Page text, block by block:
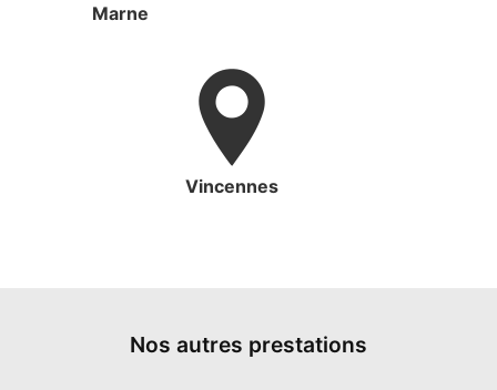
Marne
Vincennes
Nos autres prestations